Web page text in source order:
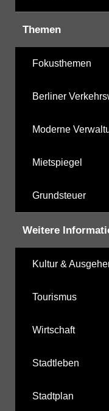
Themen
Fokusthemen
Berliner
Moderne
Mietspiegel
Grundsteuer
Weitere
Kultur &
Tourismus
Wirtschaft
Stadtleben
Stadtplan